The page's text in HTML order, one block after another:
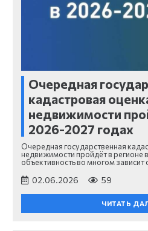
Очередная
кадастровая
недвижимости
2026-2027 годах
Очередная государственная
недвижимости пройдёт в регионе
объективность во многом
02.06.2026 59
ЧИТАТЬ